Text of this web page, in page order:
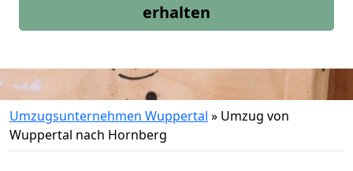
erhalten
Umzugsunternehmen Wuppertal » Umzug von
Wuppertal nach Hornberg